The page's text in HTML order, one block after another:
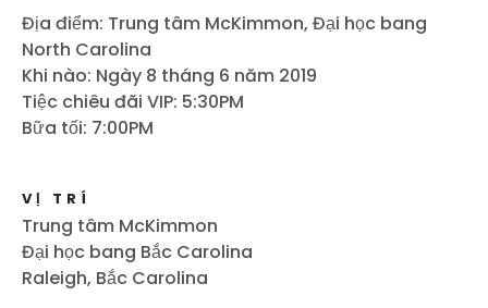
Địa điểm: Trung tâm McKimmon, Đại học bang
North Carolina
Khi nào: Ngày 8 tháng 6 năm 2019
Tiệc chiêu đãi VIP: 5:30PM
Bữa tối: 7:00PM
VỊ TRÍ
Trung tâm McKimmon
Đại học bang Bắc Carolina
Raleigh, Bắc Carolina